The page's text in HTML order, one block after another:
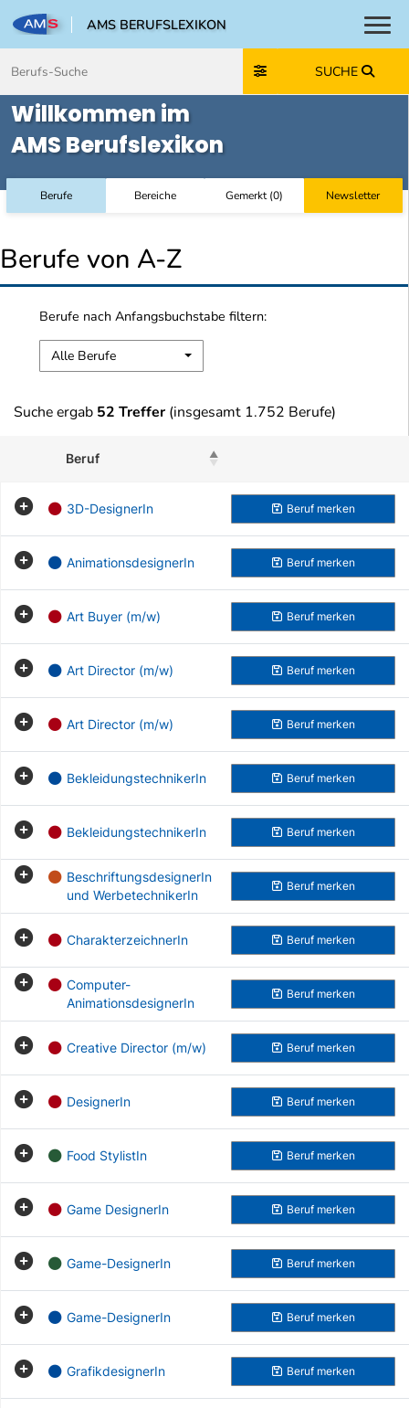
AMS BERUFSLEXIKON
SUCHE
Willkommen im
AMS Berufslexikon
Berufe Bereiche Gemerkt(0) Newsletter
Berufe von A-Z
Berufe nach Anfangsbuchstabe filtern:
Alle Berufe
Suche ergab 52 Treffer (insgesamt 1.752 Berufe)
Beruf
3D-DesignerIn Beruf merken
AnimationsdesignerIn Beruf merken
Art Buyer (m/w) Beruf merken
Art Director (m/w) Beruf merken
Art Director (m/w) Beruf merken
BekleidungstechnikerIn Beruf merken
BekleidungstechnikerIn Beruf merken
BeschriftungsdesignerIn
und WerbetechnikerIn
Beruf merken
CharakterzeichnerIn Beruf merken
Computer-
AnimationsdesignerIn
Beruf merken
Creative Director (m/w) Beruf merken
DesignerIn Beruf merken
Food StylistIn Beruf merken
Game DesignerIn Beruf merken
Game-DesignerIn Beruf merken
Game-DesignerIn Beruf merken
GrafikdesignerIn Beruf merken